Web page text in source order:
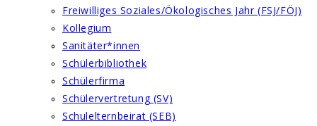
Freiwilliges Soziales/Ökologisches Jahr (FSJ/FÖJ)
Kollegium
Sanitäter*innen
Schülerbibliothek
Schülerfirma
Schülervertretung (SV)
Schulelternbeirat (SEB)